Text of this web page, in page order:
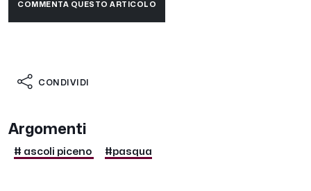
COMMENTA QUESTO ARTICOLO
CONDIVIDI
Argomenti
# ascoli piceno #pasqua